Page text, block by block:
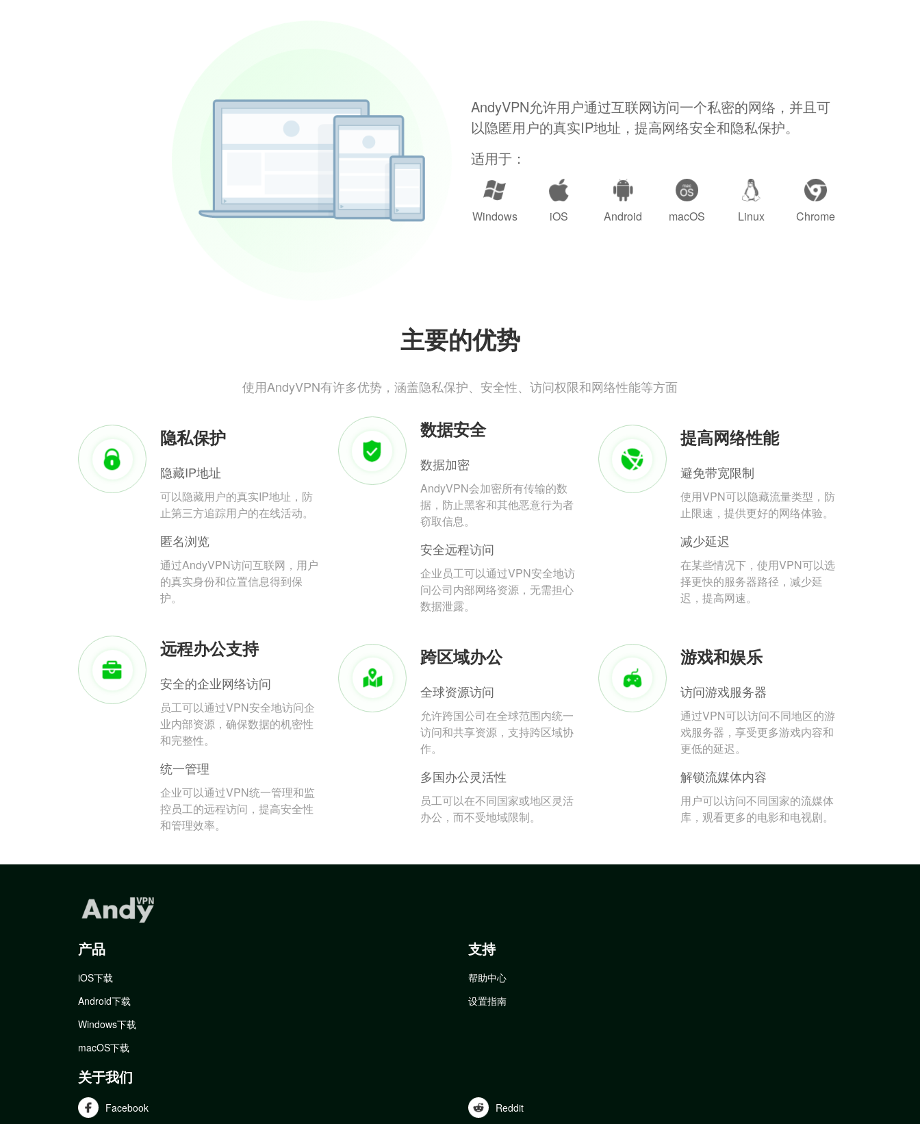
AndyVPN允许用户通过互联网访问一个私密的网络，并且可
以隐匿用户的真实IP地址，提高网络安全和隐私保护。
适用于：
Windows iOS Android macOS Linux Chrome
主要的优势
使用AndyVPN有许多优势，涵盖隐私保护、安全性、访问权限和网络性能等方面
隐私保护
隐藏IP地址
可以隐藏用户的真实IP地址，防
止第三方追踪用户的在线活动。
匿名浏览
通过AndyVPN访问互联网，用户
的真实身份和位置信息得到保
护。
数据安全
数据加密
AndyVPN会加密所有传输的数
据，防止黑客和其他恶意行为者
窃取信息。
安全远程访问
企业员工可以通过VPN安全地访
问公司内部网络资源，无需担心
数据泄露。
提高网络性能
避免带宽限制
使用VPN可以隐藏流量类型，防
止限速，提供更好的网络体验。
减少延迟
在某些情况下，使用VPN可以选
择更快的服务器路径，减少延
迟，提高网速。
远程办公支持
安全的企业网络访问
员工可以通过VPN安全地访问企
业内部资源，确保数据的机密性
和完整性。
统一管理
企业可以通过VPN统一管理和监
控员工的远程访问，提高安全性
和管理效率。
跨区域办公
全球资源访问
允许跨国公司在全球范围内统一
访问和共享资源，支持跨区域协
作。
多国办公灵活性
员工可以在不同国家或地区灵活
办公，而不受地域限制。
游戏和娱乐
访问游戏服务器
通过VPN可以访问不同地区的游
戏服务器，享受更多游戏内容和
更低的延迟。
解锁流媒体内容
用户可以访问不同国家的流媒体
库，观看更多的电影和电视剧。
产品
iOS下载
Android下载
Windows下载
macOS下载
支持
帮助中心
设置指南
关于我们
Facebook Reddit